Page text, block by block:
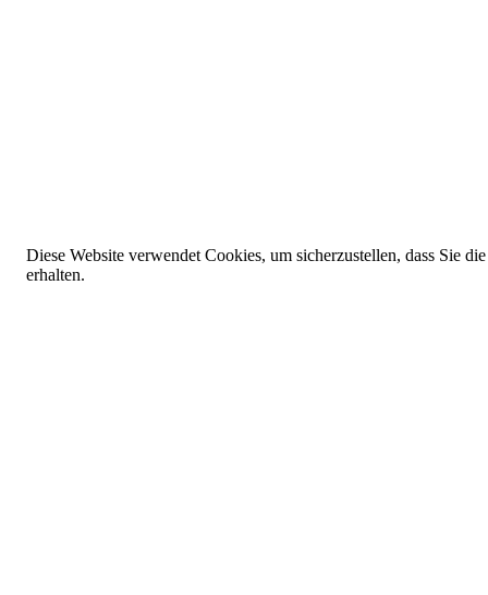
Diese Website verwendet Cookies, um sicherzustellen, dass Sie
erhalten.